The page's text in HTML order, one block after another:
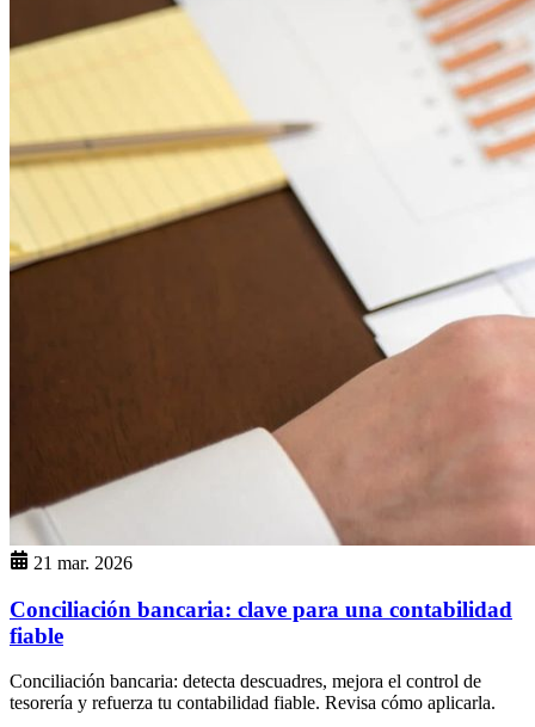
21 mar. 2026
Conciliación bancaria: clave para una contabilidad
fiable
Conciliación bancaria: detecta descuadres, mejora el control de
tesorería y refuerza tu contabilidad fiable. Revisa cómo aplicarla.